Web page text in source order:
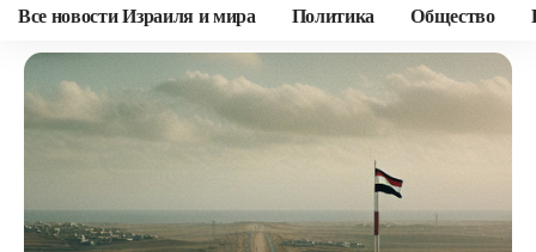
Все новости Израиля и мира Политика Общество